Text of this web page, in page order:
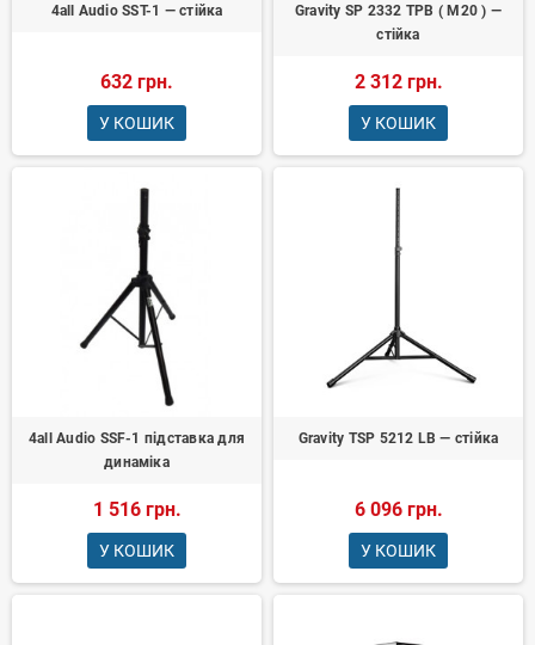
4all Audio SST-1 — стійка
632 грн.
У КОШИК
Gravity SP 2332 TPB ( М20 ) —
стійка
2 312 грн.
У КОШИК
4all Audio SSF-1 підставка для
динаміка
1 516 грн.
У КОШИК
Gravity TSP 5212 LB — стійка
6 096 грн.
У КОШИК